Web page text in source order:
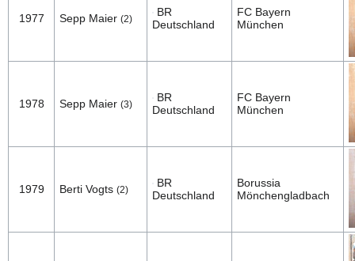
1977 Sepp Maier (2)
BR
Deutschland
FC Bayern
München
1978 Sepp Maier (3)
BR
Deutschland
FC Bayern
München
1979 Berti Vogts (2)
BR
Deutschland
Borussia
Mönchengladbach